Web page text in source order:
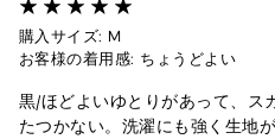
購入サイズ: M
お客様の着用感: ちょうどよい
黒/ほどよいゆとりがあって、ス
たつかない。洗濯にも強く生地が